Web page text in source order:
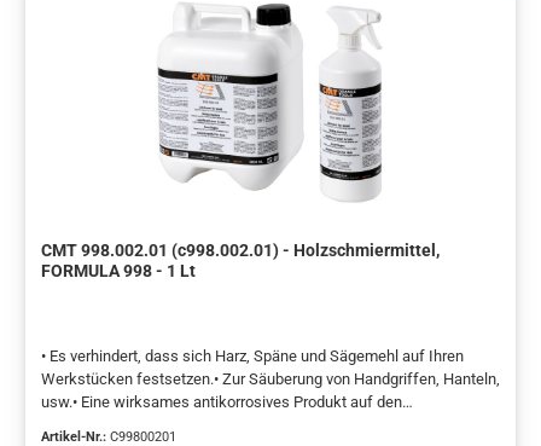
CMT 998.002.01 (c998.002.01) - Holzschmiermittel,
FORMULA 998 - 1 Lt
• Es verhindert, dass sich Harz, Späne und Sägemehl auf Ihren
Werkstücken festsetzen.• Zur Säuberung von Handgriffen, Hanteln,
usw.• Eine wirksames antikorrosives Produkt auf den
Artikel-Nr.: C99800201